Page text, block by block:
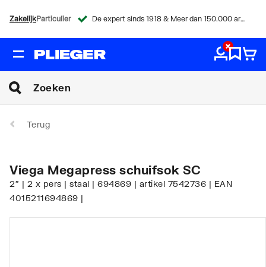
ZakelijkParticulier De expert sinds 1918 & Meer dan 150.000 artikelen
Terug
Viega Megapress schuifsok SC
2" | 2 x pers | staal | 694869 | artikel 7542736 | EAN
4015211694869 |